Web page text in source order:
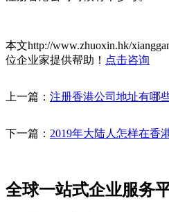
本文http://www.zhuoxin.hk/
位企业家提供帮助！ 点击咨询
上一篇： 注册香港公司地址有哪
下一篇： 2019年大陆人怎样在香
全球一站式企业服务